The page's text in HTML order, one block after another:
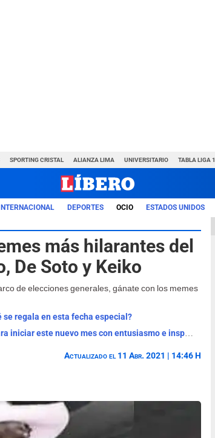
SPORTING CRISTAL ALIANZA LIMA UNIVERSITARIO TABLA LIGA 1
DEPORTES OCIO ESTADOS UNIDOS
más hilarantes del
De Soto y Keiko
de elecciones generales, gánate con los memes
se regala en esta fecha especial?
¡Bienvenido, agosto 2026! Las mejores frases para iniciar este nuevo mes con entusiasmo e inspiración
Actualizado el 11 Abr. 2021 | 14:46 H